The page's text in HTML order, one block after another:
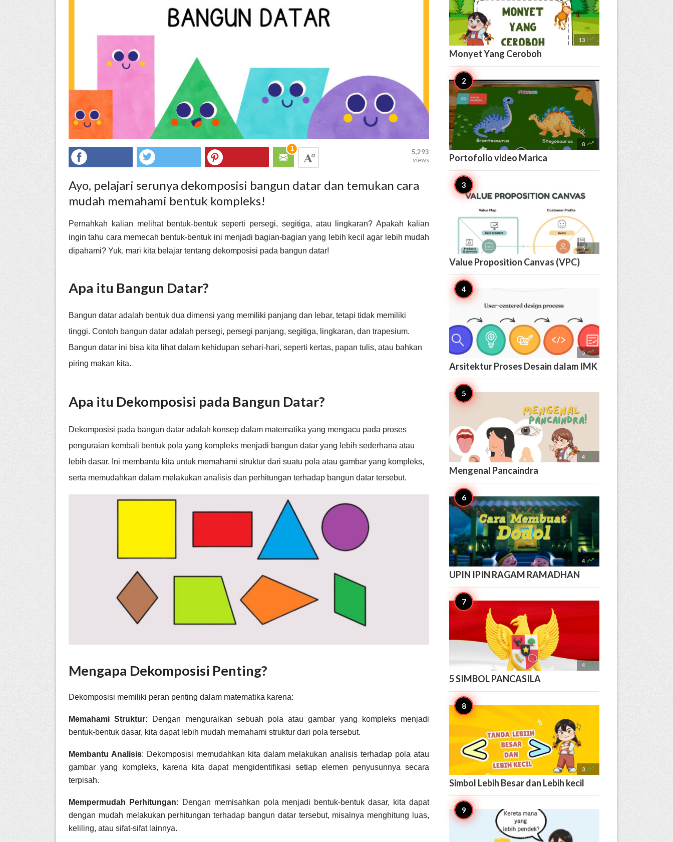
1
5,293
views
Ayo, pelajari serunya dekomposisi bangun datar dan temukan cara
mudah memahami bentuk kompleks!
Pernahkah kalian melihat bentuk-bentuk seperti persegi, segitiga, atau lingkaran? Apakah kalian
ingin tahu cara memecah bentuk-bentuk ini menjadi bagian-bagian yang lebih kecil agar lebih mudah
dipahami? Yuk, mari kita belajar tentang dekomposisi pada bangun datar!
Apa itu Bangun Datar?
Bangun datar adalah bentuk dua dimensi yang memiliki panjang dan lebar, tetapi tidak memiliki
tinggi. Contoh bangun datar adalah persegi, persegi panjang, segitiga, lingkaran, dan trapesium.
Bangun datar ini bisa kita lihat dalam kehidupan sehari-hari, seperti kertas, papan tulis, atau bahkan
piring makan kita.
Apa itu Dekomposisi pada Bangun Datar?
Dekomposisi pada bangun datar adalah konsep dalam matematika yang mengacu pada proses
penguraian kembali bentuk pola yang kompleks menjadi bangun datar yang lebih sederhana atau
lebih dasar. Ini membantu kita untuk memahami struktur dari suatu pola atau gambar yang kompleks,
serta memudahkan dalam melakukan analisis dan perhitungan terhadap bangun datar tersebut.
Mengapa Dekomposisi Penting?
Dekomposisi memiliki peran penting dalam matematika karena:
Memahami Struktur: Dengan menguraikan sebuah pola atau gambar yang kompleks menjadi
bentuk-bentuk dasar, kita dapat lebih mudah memahami struktur dari pola tersebut.
Membantu Analisis: Dekomposisi memudahkan kita dalam melakukan analisis terhadap pola atau
gambar yang kompleks, karena kita dapat mengidentifikasi setiap elemen penyusunnya secara
terpisah.
Mempermudah Perhitungan: Dengan memisahkan pola menjadi bentuk-bentuk dasar, kita dapat
dengan mudah melakukan perhitungan terhadap bangun datar tersebut, misalnya menghitung luas,
keliling, atau sifat-sifat lainnya.
13 
Monyet Yang Ceroboh
8 
Portofolio video Marica
5 
Value Proposition Canvas (VPC)
5 
Arsitektur Proses Desain dalam IMK
4 
Mengenal Pancaindra
4 
UPIN IPIN RAGAM RAMADHAN
4 
5 SIMBOL PANCASILA
3 
Simbol Lebih Besar dan Lebih kecil